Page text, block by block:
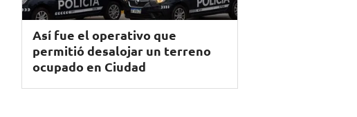
Así fue el operativo que
permitió desalojar un terreno
ocupado en Ciudad